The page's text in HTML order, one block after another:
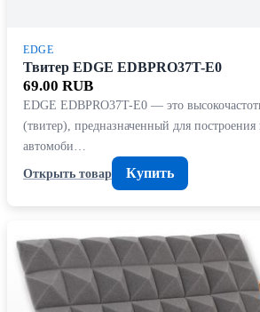
EDGE
Твитер EDGE EDBPRO37T-E0
69.00 RUB
EDGE EDBPRO37T-E0 — это
(твитер), предназначенный для построения
автомоби…
Открыть товар
Купить